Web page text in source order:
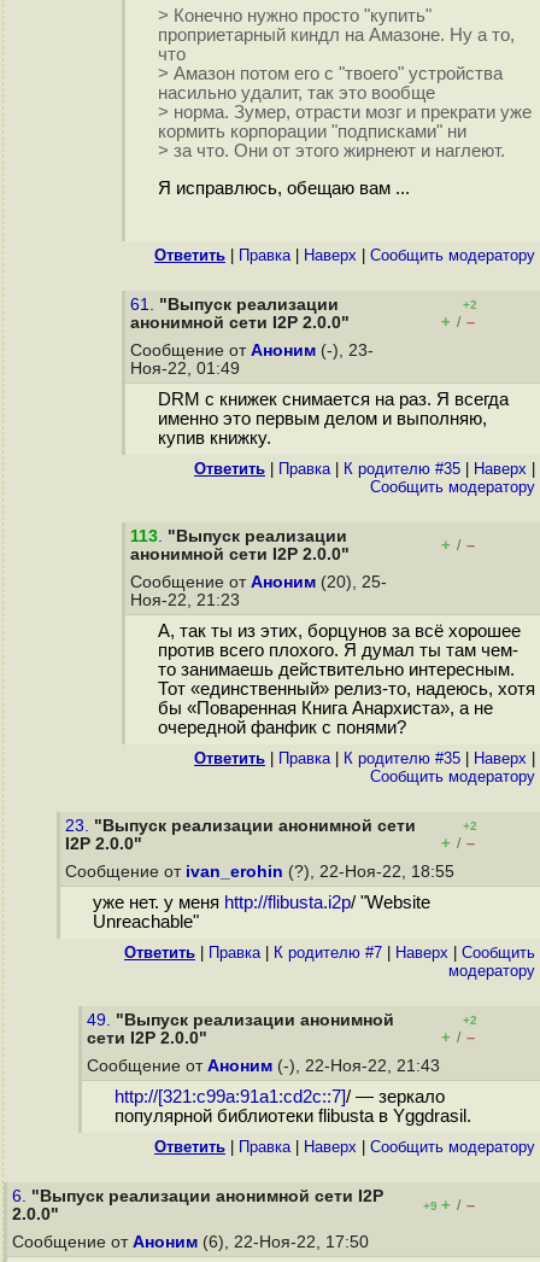
> Конечно нужно просто "купить"
проприетарный киндл на Амазоне. Ну а то,
что
> Амазон потом его с "твоего" устройства
насильно удалит, так это вообще
> норма. Зумер, отрасти мозг и прекрати уже
кормить корпорации "подписками" ни
> за что. Они от этого жирнеют и наглеют.
Я исправлюсь, обещаю вам ...
Ответить Правка| Наверх Cообщить модератору
61. "Выпуск реализации
анонимной сети I2P 2.0.0"
+2
+ / –
Сообщение от Аноним (-), 23-
Ноя-22, 01:49
DRM с книжек снимается на раз. Я всегда
именно это первым делом и выполняю,
купив книжку.
Ответить Правка| К родителю #35 Наверх
Cообщить модератору
113. "Выпуск реализации
анонимной сети I2P 2.0.0"
+ / –
Сообщение от Аноним (20), 25-
Ноя-22, 21:23
А, так ты из этих, борцунов за всё хорошее
против всего плохого. Я думал ты там чем-
то занимаешь действительно интересным.
Тот «единственный» релиз-то, надеюсь, хотя
бы «Поваренная Книга Анархиста», а не
очередной фанфик с понями?
Ответить Правка| К родителю #35 Наверх
Cообщить модератору
23. "Выпуск реализации анонимной сети
I2P 2.0.0"
+2
+ / –
Сообщение от ivan_erohin (?), 22-Ноя-22, 18:55
уже нет. у меня http://flibusta.i2p/ "Website
Unreachable"
Ответить Правка| К родителю #7 Наверх
Cообщить
модератору
49. "Выпуск реализации анонимной
сети I2P 2.0.0"
+2
+ / –
Сообщение от Аноним (-), 22-Ноя-22, 21:43
http://[321:c99a:91a1:cd2c::7]/ — зеркало
популярной библиотеки flibusta в Yggdrasil.
Ответить Правка| Наверх Cообщить модератору
6. "Выпуск реализации анонимной сети I2P
2.0.0"
+9 + / –
Сообщение от Аноним (6), 22-Ноя-22, 17:50